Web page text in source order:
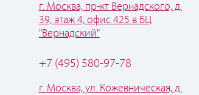
г. Москва, пр-кт Вернадского, д.
39, этаж 4, офис 425 в БЦ
"Вернадский"
+7 (495) 580-97-78
г. Москва, ул. Кожевническая, д.